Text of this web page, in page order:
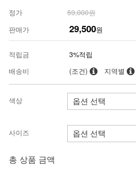
정가
59,000원
판매가
29,500원
적립금
3%적립
배송비
(조건) 지역별
색상
사이즈
총 상품 금액